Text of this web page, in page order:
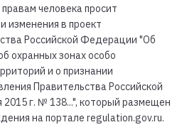
человека просит
изменения в проект
Российской Федерации "Об
охранных зонах особо
и о признании
Правительства Российской
г. № 138...", который размещен
на портале regulation.gov.ru.